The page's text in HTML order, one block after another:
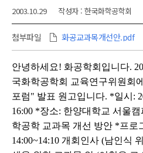
2003.10.29 작성자 : 한국화학공학회
첨부파일 화공교과목개선안.pdf